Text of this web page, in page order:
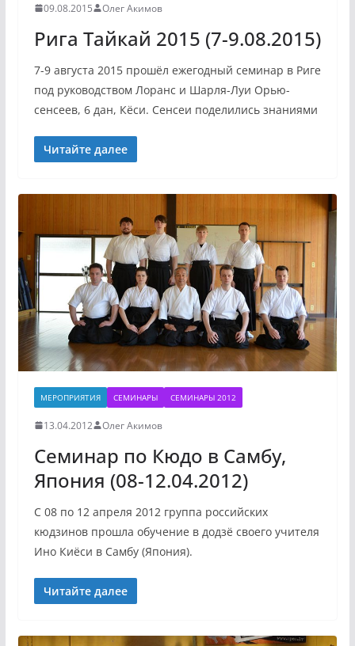
09.08.2015 Олег Акимов
Рига Тайкай 2015 (7-9.08.2015)
7-9 августа 2015 прошёл ежегодный семинар в Риге
под руководством Лоранс и Шарля-Луи Орью-
сенсеев, 6 дан, Кёси. Сенсеи поделились знаниями
Читайте далее
МЕРОПРИЯТИЯ СЕМИНАРЫ СЕМИНАРЫ 2012
13.04.2012 Олег Акимов
Семинар по Кюдо в Самбу,
Япония (08-12.04.2012)
С 08 по 12 апреля 2012 группа российских
кюдзинов прошла обучение в додзё своего учителя
Ино Киёси в Самбу (Япония).
Читайте далее